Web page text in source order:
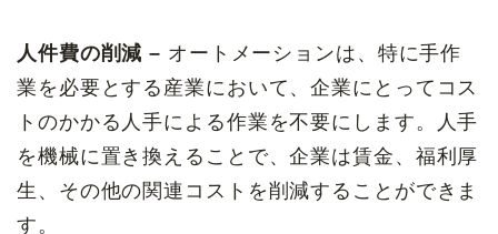
人件費の削減 – オートメーションは、特に手作
業を必要とする産業において、企業にとってコス
トのかかる人手による作業を不要にします。人手
を機械に置き換えることで、企業は賃金、福利厚
生、その他の関連コストを削減することができま
す。